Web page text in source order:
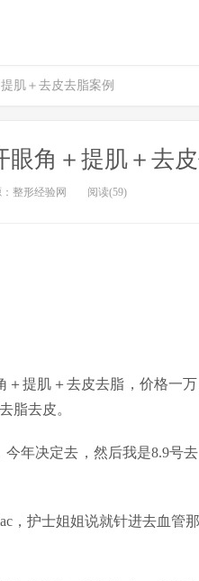
肌＋去皮去脂案例
角＋提肌＋去
整形经验网 阅读(59)
肌＋去皮去脂，价格一万
脂去皮。
决定去，然后我是8.9号去
护士姐姐说就针进去血管那